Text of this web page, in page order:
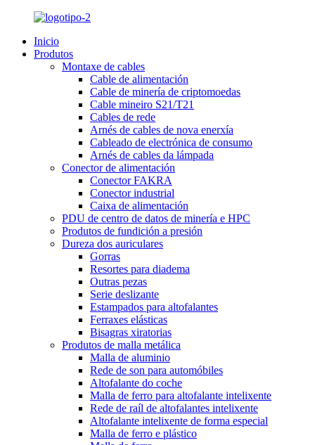
Inicio
Produtos
Montaxe de cables
Cable de alimentación
Cable de minería de criptomoedas
Cable mineiro S21/T21
Cables de rede
Arnés de cables de nova enerxía
Cableado de electrónica de consumo
Arnés de cables da lámpada
Conector de alimentación
Conector FAKRA
Conector industrial
Caixa de alimentación
PDU de centro de datos de minería e HPC
Produtos de fundición a presión
Dureza dos auriculares
Gorras
Resortes para diadema
Outras pezas
Serie deslizante
Estampados para altofalantes
Ferraxes elásticas
Bisagras xiratorias
Produtos de malla metálica
Malla de aluminio
Rede de son para automóbiles
Altofalante do coche
Malla de ferro para altofalante intelixente
Rede de raíl de altofalantes intelixente
Altofalante intelixente de forma especial
Malla de ferro e plástico